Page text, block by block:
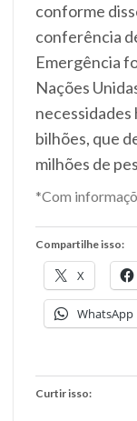
conforme
conferência
Emergência
Nações
necessidades
bilhões, que
milhões de
*Com
Compartilhe isso:
X
WhatsApp
Curtir isso: